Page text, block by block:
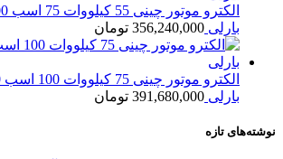
بارلی 356,240,000 تومان
بارلی 391,680,000 تومان
نوشته‌های تازه